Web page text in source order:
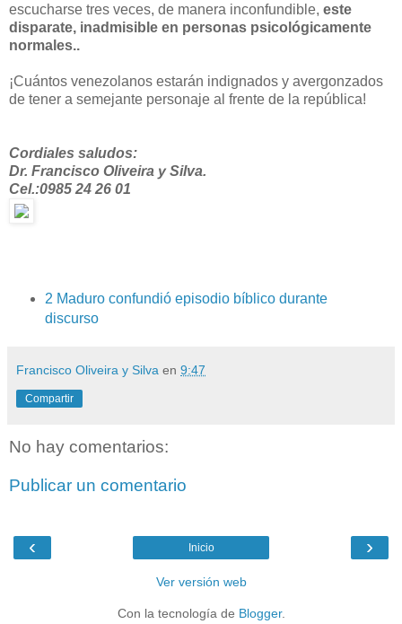
escucharse tres veces, de manera inconfundible, este
disparate, inadmisible en personas psicológicamente
normales..
¡Cuántos venezolanos estarán indignados y avergonzados
de tener a semejante personaje al frente de la república!
Cordiales saludos:
Dr. Francisco Oliveira y Silva.
Cel.:0985 24 26 01
2 Maduro confundió episodio bíblico durante
discurso
Francisco Oliveira y Silva en 9:47
Compartir
No hay comentarios:
Publicar un comentario
‹ ›
Inicio
Ver versión web
Con la tecnología de Blogger.